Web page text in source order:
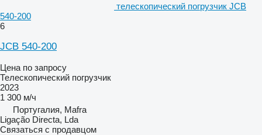
телескопический погрузчик JCB
540-200
6
JCB 540-200
Цена по запросу
Телескопический погрузчик
2023
1 300 м/ч
Португалия, Mafra
Ligação Directa, Lda
Связаться с продавцом